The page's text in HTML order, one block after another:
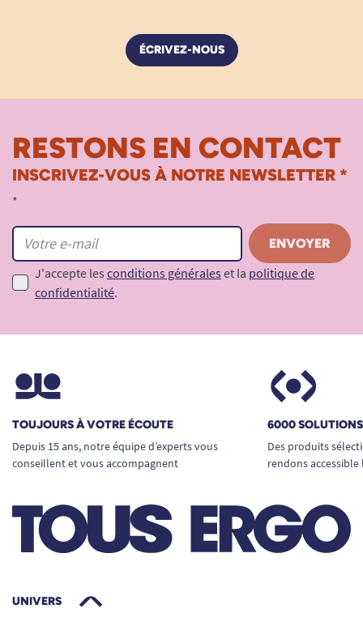
ÉCRIVEZ-NOUS
RESTONS EN CONTACT
INSCRIVEZ-VOUS À NOTRE NEWSLETTER *
*
J'accepte les conditions générales et la politique de
confidentialité.
TOUJOURS À VOTRE ÉCOUTE
Depuis 15 ans, notre équipe d’experts vous
conseillent et vous accompagnent
6000
Des produits
rendons
UNIVERS